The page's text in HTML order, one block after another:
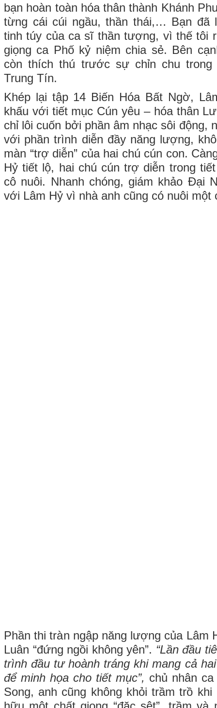
bạn hoàn toàn hóa thân thành Khánh
từng cái cúi ngầu, thần thái,… Bạn đã
tinh túy của ca sĩ thần tượng, vì thế tôi
giọng ca Phố kỷ niệm chia sẻ. Bên
còn thích thú trước sự chỉn chu trong
Trung Tín.
Khép lại tập 14 Biến Hóa Bất Ngờ,
khấu với tiết mục Cún yêu – hóa thân
chỉ lôi cuốn bởi phần âm nhạc sôi động,
với phần trình diễn đầy năng lượng,
màn “trợ diễn” của hai chú cún con.
Hỷ tiết lộ, hai chú cún trợ diễn trong
cô nuôi. Nhanh chóng, giám khảo Đại
với Lâm Hỷ vì nhà anh cũng có nuôi một
Phần thi tràn ngập năng lượng của Lâm
Luân “đứng ngồi không yên”. “Lần đầu
trình đầu tư hoành tráng khi mang cả
để minh họa cho tiết mục”, chủ nhân
Song, anh cũng không khỏi trầm trồ